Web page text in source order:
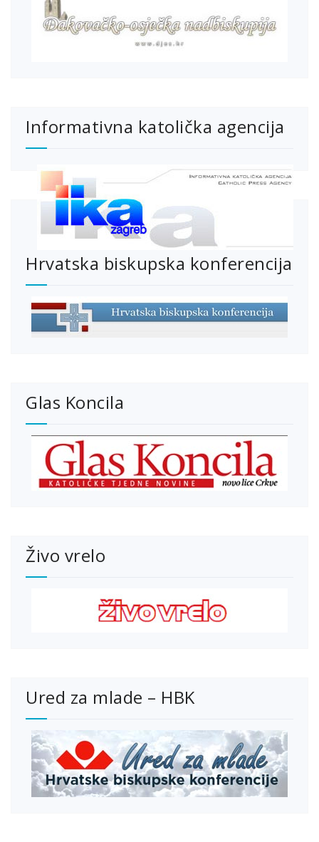
Informativna katolička agencija
Hrvatska biskupska konferencija
Glas Koncila
Živo vrelo
Ured za mlade – HBK